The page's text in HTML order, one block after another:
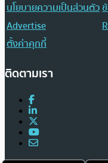
นโยบายความเป็นส่วนตัว
Advertise
ตั้งค่าคุกกี้
ติดตามเรา